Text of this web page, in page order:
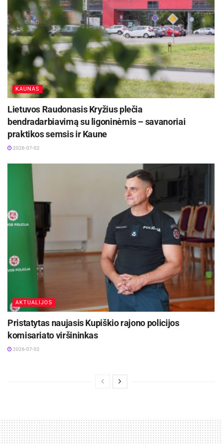
Kauno abiturientų valstybinių brandos egzaminų
rezultatai – vėl geriausi šalyje
2026-07-24
Vaidas Žagūnis. Atsinaujinęs naftos kainų šokas
vėl išbando Lietuvos verslo pasitikėjimą
2026-07-22
KAUNAS
Lietuvos Raudonasis Kryžius plečia
bendradarbiavimą su ligoninėmis – savanoriai
praktikos semsis ir Kaune
2026-07-02
AKTUALIJOS
Pristatytas naujasis Kupiškio rajono policijos
komisariato viršininkas
2026-07-02